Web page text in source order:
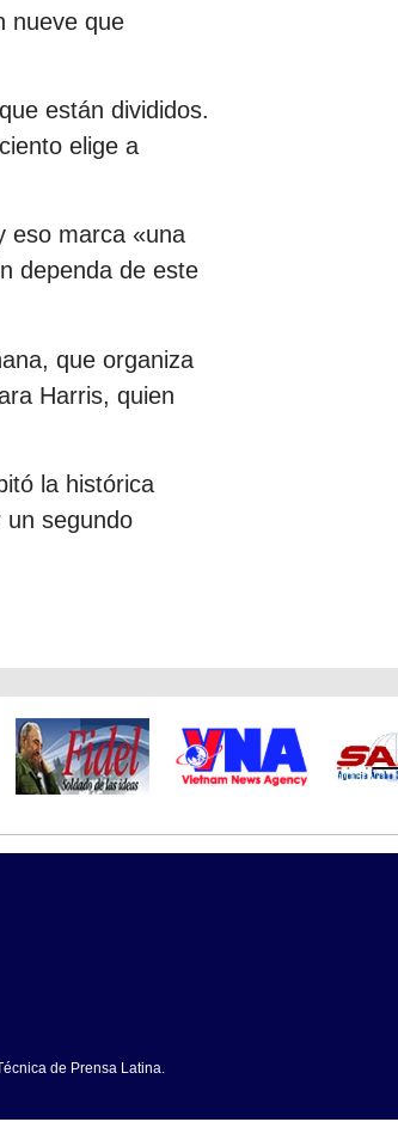
nueve que
están divididos.
elige a
eso marca «una
dependa de este
que organiza
Harris, quien
la histórica
un segundo
de Prensa Latina.